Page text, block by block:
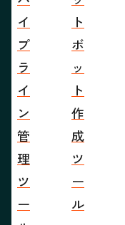
イ
プ
ラ
イ
ン
管
理
ツ
ー
ト
ボ
ッ
ト
作
成
ツ
ー
ル